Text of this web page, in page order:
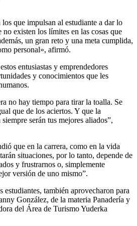
los que impulsan al estudiante a dar lo
existen los límites en las cosas que
un gran reto y una meta cumplida,
personal», afirmó.
entusiastas y emprendedores
y conocimientos que les
no hay tiempo para tirar la toalla. Se
que de los aciertos. Y que la
serán tus mejores aliados”,
que en la carrera, como en la vida
situaciones, por lo tanto, depende de
y frustrarnos o, simplemente
versión de uno mismo”.
estudiantes, también aprovecharon para
González, de la materia Panadería y
del Área de Turismo Yuderka